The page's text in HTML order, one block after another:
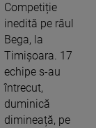
Competiție
inedită pe râul
Bega, la
Timișoara. 17
echipe s-au
întrecut,
duminică
dimineață, pe